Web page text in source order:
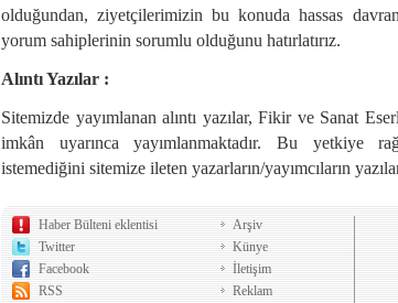
olduğundan, ziyetçilerimizin bu konuda hassas
yorum sahiplerinin sorumlu olduğunu hatırlatırız.
Alıntı Yazılar :
Sitemizde yayımlanan alıntı yazılar, Fikir ve Sanat
imkân uyarınca yayımlanmaktadır. Bu yetkiye
istemediğini sitemize ileten yazarların/yayımcıların
Haber Bülteni eklentisi
Twitter
Facebook
RSS
Arşiv
Künye
İletişim
Reklam